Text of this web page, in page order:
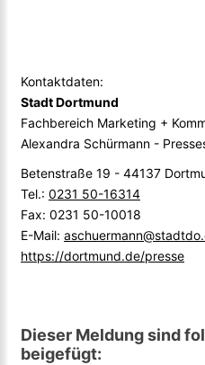
Kontaktdaten:
Stadt Dortmund
Fachbereich Marketing +
Alexandra Schürmann -
Betenstraße 19 - 44137
Tel.: 0231 50-16314
Fax: 0231 50-10018
E-Mail:
https://dortmund.de/presse
Dieser Meldung sind
beigefügt: